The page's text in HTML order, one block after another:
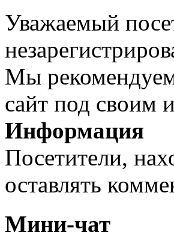
Уважаемый
Мы
сайт под своим
Информация
Посетители,
оставлять
Мини-чат